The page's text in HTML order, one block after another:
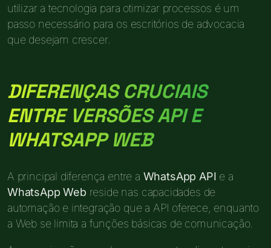
utilizar a tecnologia para otimizar processos é um
passo necessário para os escritórios de advocacia
que desejam crescer.
DIFERENÇAS CRUCIAIS
ENTRE VERSÕES API E
WHATSAPP WEB
A principal diferença entre a WhatsApp API e a
WhatsApp Web reside nas capacidades de
automação e integração que a API oferece, enquanto
a Web se limita a funções básicas de comunicação.